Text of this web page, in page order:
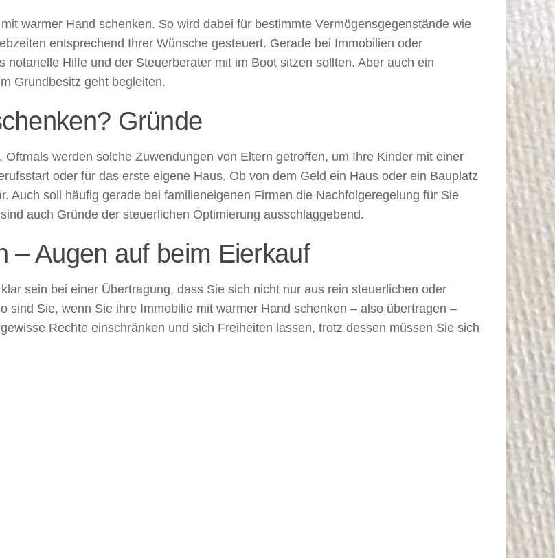
warmer Hand schenken. So wird dabei für bestimmte Vermögensgegenstände wie
entsprechend Ihrer Wünsche gesteuert. Gerade bei Immobilien oder
Hilfe und der Steuerberater mit im Boot sitzen sollten. Aber auch ein
Grundbesitz geht begleiten.
Gründe
werden solche Zuwendungen von Eltern getroffen, um Ihre Kinder mit einer
oder für das erste eigene Haus. Ob von dem Geld ein Haus oder ein Bauplatz
Auch soll häufig gerade bei familieneigenen Firmen die Nachfolgeregelung für Sie
auch Gründe der steuerlichen Optimierung ausschlaggebend.
– Augen auf beim Eierkauf
sein bei einer Übertragung, dass Sie sich nicht nur aus rein steuerlichen oder
sind Sie, wenn Sie ihre Immobilie mit warmer Hand schenken – also übertragen –
Rechte einschränken und sich Freiheiten lassen, trotz dessen müssen Sie sich